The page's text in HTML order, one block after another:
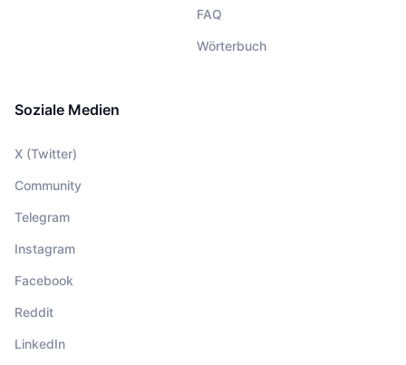
FAQ
Wörterbuch
Soziale Medien
X (Twitter)
Community
Telegram
Instagram
Facebook
Reddit
LinkedIn